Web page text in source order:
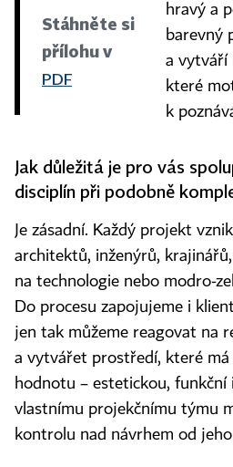
Stáhněte si
přílohu v
PDF
hravý a
barevný
a vytváří
které
k
Jak důležitá je pro vás
disciplín při podobně
Je zásadní. Každý projekt
architektů, inženýrů,
na technologie nebo
Do procesu zapojujeme i
jen tak můžeme reagovat na
a vytvářet prostředí, které má
hodnotu – estetickou, funkční
vlastnímu projekčnímu týmu
kontrolu nad návrhem od